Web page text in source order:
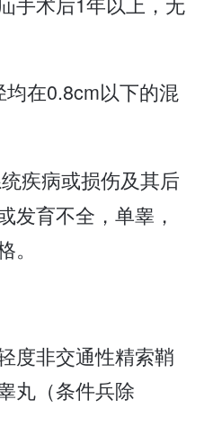
均在0.8cm以下的混
疾病或损伤及其后
发育不全，单睾，
度非交通性精索鞘
丸（条件兵除